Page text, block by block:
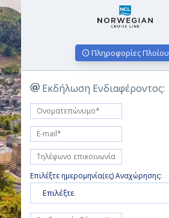
Πληροφορίες Πλοίου
Εκδήλωση Ενδιαφέροντος:
Επιλέξτε ημερομηνία(ες) Αναχώρησης:
Επιλέξτε